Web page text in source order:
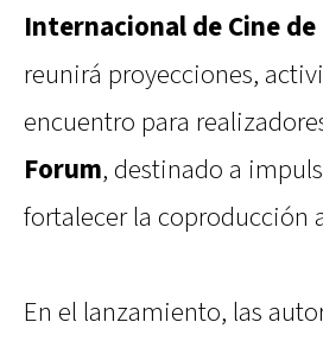
Internacional de Cine
reunirá proyecciones,
encuentro para
Forum, destinado a
fortalecer la coproducción
En el lanzamiento, las